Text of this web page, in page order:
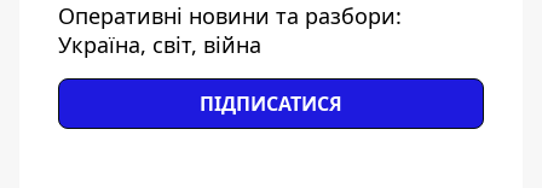
Оперативні новини та разбори:
Україна, світ, війна
ПІДПИСАТИСЯ